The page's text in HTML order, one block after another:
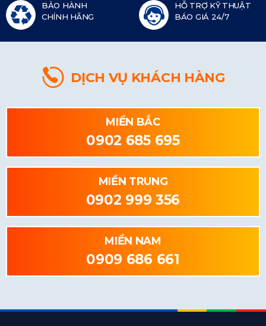
BẢO HÀNH
CHÍNH HÃNG
HỖ TRỢ KỸ THUẬT
BÁO GIÁ 24/7
DỊCH VỤ KHÁCH HÀNG
MIỀN BẮC
0902 685 695
MIỀN TRUNG
0902 999 356
MIỀN NAM
0909 686 661